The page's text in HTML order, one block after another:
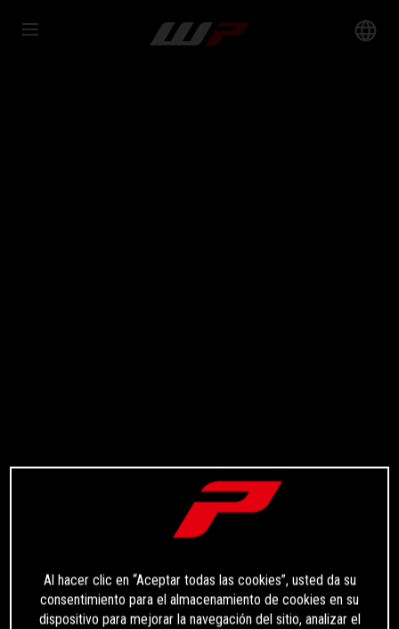
Al hacer clic en “Aceptar todas las cookies”, usted da su
consentimiento para el almacenamiento de cookies en su
dispositivo para mejorar la navegación del sitio, analizar el